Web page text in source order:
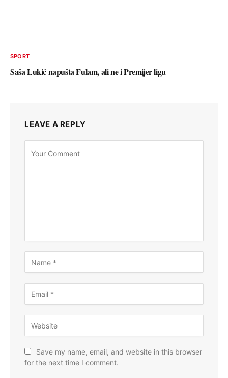
SPORT
Saša Lukić napušta Fulam, ali ne i Premijer ligu
LEAVE A REPLY
Save my name, email, and website in this browser
for the next time I comment.